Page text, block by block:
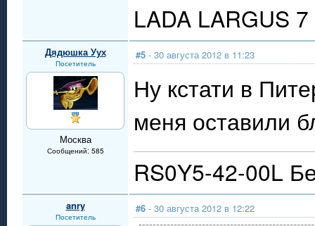
LADA LARGUS
Дядюшка Уух
Посетитель
Москва
Сообщений: 585
#5 - 30 августа 2012 в 11:23
Ну кстати в
меня оставили
RS0Y5-42-00L
anry
Посетитель
#6 - 30 августа 2012 в 12:22